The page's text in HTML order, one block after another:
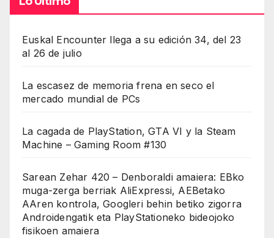
Euskal Encounter llega a su edición 34, del 23
al 26 de julio
La escasez de memoria frena en seco el
mercado mundial de PCs
La cagada de PlayStation, GTA VI y la Steam
Machine – Gaming Room #130
Sarean Zehar 420 – Denboraldi amaiera: EBko
muga-zerga berriak AliExpressi, AEBetako
AAren kontrola, Googleri behin betiko zigorra
Androidengatik eta PlayStationeko bideojoko
fisikoen amaiera